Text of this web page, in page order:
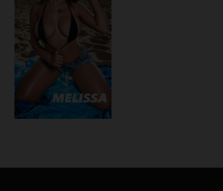
Permitir personalização e recomendações de video.
Permitir armazanamento relacionado à segurança,
autenticação e prevenção de fraudes.
ID de Rastreamento Negado
Consentimento Extra
Anúncios Não Personalizados